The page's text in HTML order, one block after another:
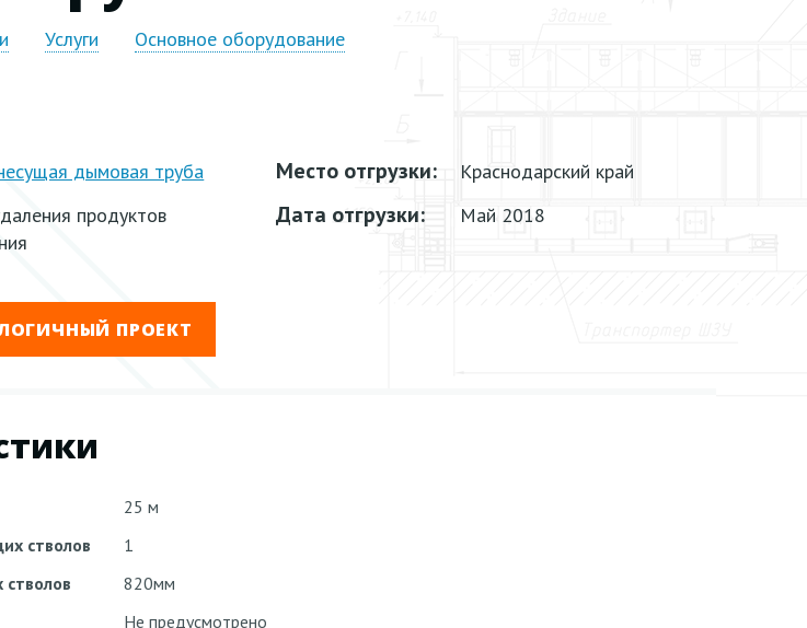
Услуги Основное оборудование
дымовая труба
продуктов
Место отгрузки: Краснодарский край
Дата отгрузки: Май 2018
ПРОЕКТ
25 м
стволов
1
820мм
Не предусмотрено